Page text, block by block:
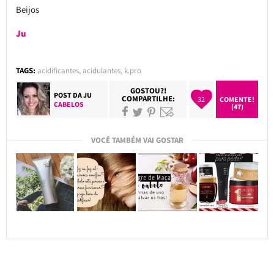
Beijos
Ju
TAGS: acidificantes,acidulantes, k.pro
POST DAJU
CABELOS
GOSTOU?!
COMPARTILHE: 32
COMENTE!
(47)
VOCÊ TAMBÉM VAI GOSTAR